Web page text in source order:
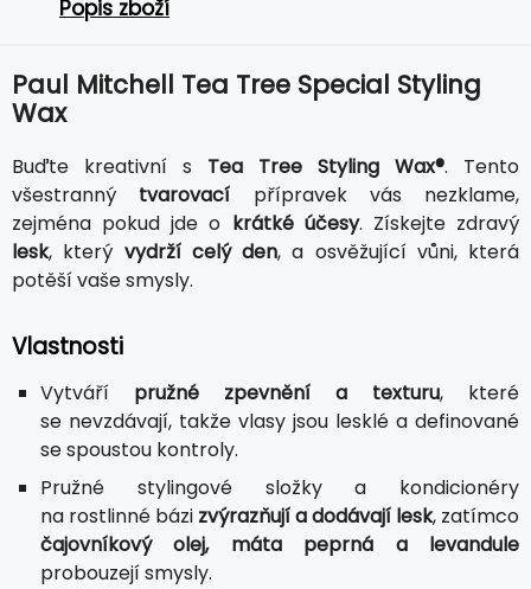
Popis zboží
Paul Mitchell Tea Tree Special Styling
Wax
Buďte kreativní s Tea Tree Styling Wax®. Tento
všestranný tvarovací přípravek vás nezklame,
zejména pokud jde o krátké účesy. Získejte zdravý
lesk, který vydrží celý den, a osvěžující vůni, která
potěší vaše smysly.
Vlastnosti
Vytváří pružné zpevnění a texturu, které
se nevzdávají, takže vlasy jsou lesklé a definované
se spoustou kontroly.
Pružné stylingové složky a kondicionéry
na rostlinné bázi zvýrazňují a dodávají lesk, zatímco
čajovníkový olej, máta peprná a levandule
probouzejí smysly.